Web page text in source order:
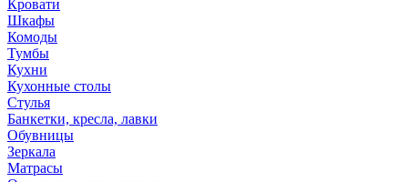
Кровати
Шкафы
Комоды
Тумбы
Кухни
Кухонные столы
Стулья
Банкетки, кресла, лавки
Обувницы
Зеркала
Матрасы